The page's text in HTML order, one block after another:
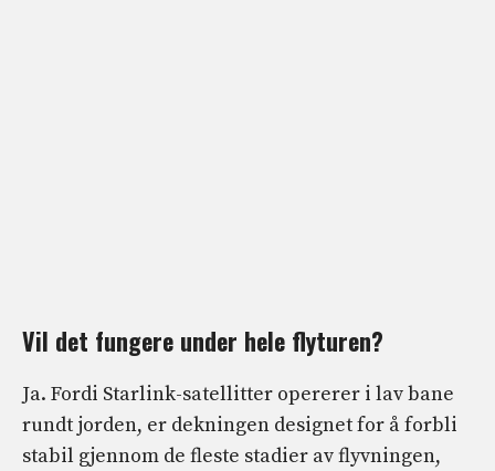
Vil det fungere under hele flyturen?
Ja. Fordi Starlink-satellitter opererer i lav bane
rundt jorden, er dekningen designet for å forbli
stabil gjennom de fleste stadier av flyvningen,